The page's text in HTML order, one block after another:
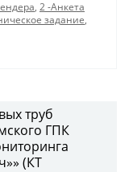
, 2 -Анкета
задание,
труб
ГПК
(КТ